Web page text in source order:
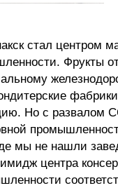
стал центром
Фрукты
Но с развалом
мы не нашли
центра